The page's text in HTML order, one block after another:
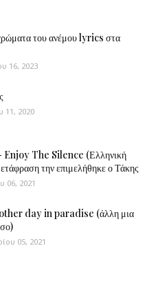
του ανέμου lyrics στα
16, 2023
11, 2020
The Silence (Ελληνική
την επιμελήθηκε ο Τάκης
06, 2021
day in paradise (άλλη μια
05, 2021